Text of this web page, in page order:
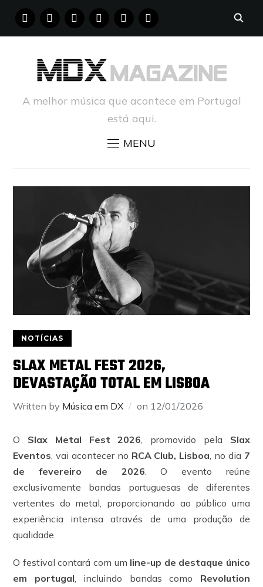
FACEBOOKINSTAGRAM
YOUTUBE PINTERESTTUMBLR
A melhor música que acontece em Portugal
está aqui.
MENU
NOTÍCIAS
SLAX METAL FEST 2026,
DEVASTAÇÃO TOTAL EM LISBOA
Written by Música em DX on 12/01/2026
O Slax Metal Fest 2026 , promovido pela Slax
Eventos , vai acontecer no RCA Club, Lisboa , no dia 7
de fevereiro de 2026 . O evento reúne
exclusivamente bandas portuguesas de diferentes
vertentes do metal, proporcionando ao público uma
experiência intensa através de uma produção de
qualidade.
O festival contará com um line-up de destaque único
em portugal , incluindo bandas como Revolution